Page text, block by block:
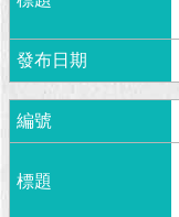
動
主
題
館
回
頁